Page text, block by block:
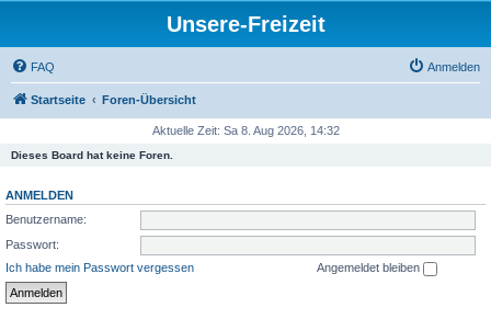
Unsere-Freizeit
FAQ Anmelden
Startseite Foren-Übersicht
Aktuelle Zeit: Sa 8. Aug 2026, 14:32
Dieses Board hat keine Foren.
ANMELDEN
Benutzername:
Passwort:
Ich habe mein Passwort vergessen
Angemeldet bleiben